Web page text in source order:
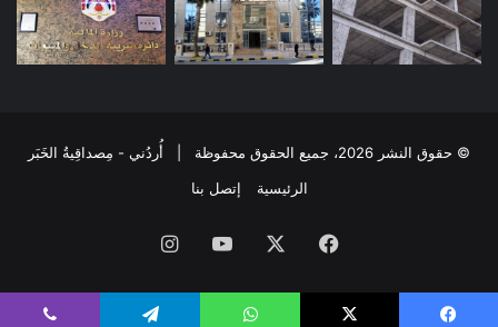
© حقوق النشر 2026، جميع الحقوق محفوظة | أُردُني - مِصداقِيةُ الخَبَر
الرئيسية
إتصل بنا
فيسبوك ‫YouTube